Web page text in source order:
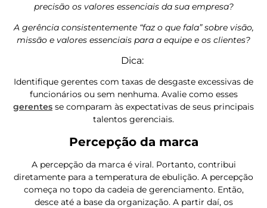
precisão os valores essenciais da sua empresa?
A gerência consistentemente “faz o que fala” sobre visão,
missão e valores essenciais para a equipe e os clientes?
Dica:
Identifique gerentes com taxas de desgaste excessivas de
funcionários ou sem nenhuma. Avalie como esses
gerentes se comparam às expectativas de seus principais
talentos gerenciais.
Percepção da marca
A percepção da marca é viral. Portanto, contribui
diretamente para a temperatura de ebulição. A percepção
começa no topo da cadeia de gerenciamento. Então,
desce até a base da organização. A partir daí, os